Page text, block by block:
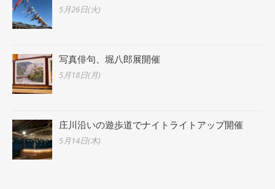
5月26日(火)
写真俳句、堀八郎展開催
5月18日(月)
庄川沿いの遊歩道でナイトライトアップ開催
5月14日(木)